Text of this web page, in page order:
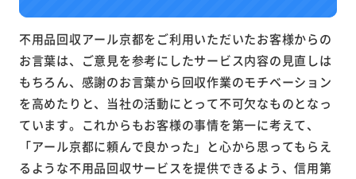
不用品回収アール京都をご利用いただいたお客様からの
お言葉は、ご意見を参考にしたサービス内容の見直しは
もちろん、感謝のお言葉から回収作業のモチベーション
を高めたりと、当社の活動にとって不可欠なものとなっ
ています。これからもお客様の事情を第一に考えて、
「アール京都に頼んで良かった」と心から思ってもらえ
るような不用品回収サービスを提供できるよう、信用第